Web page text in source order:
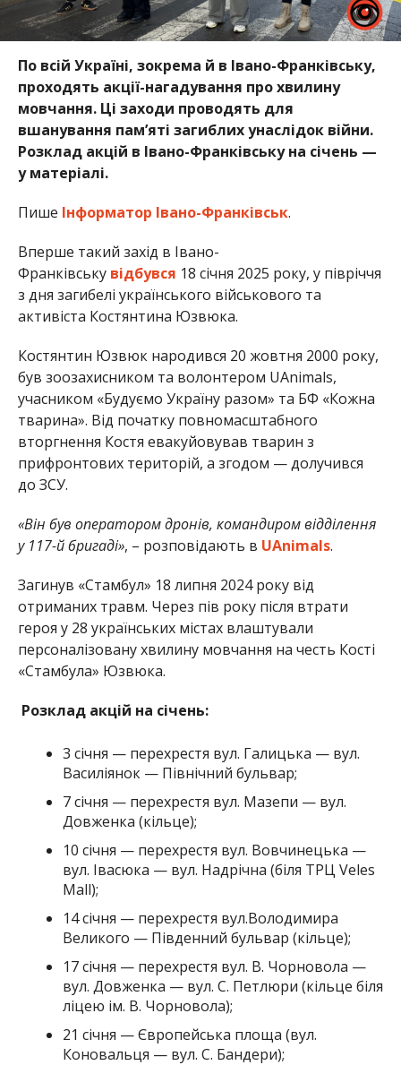
По всій Україні, зокрема й в Івано-Франківську,
проходять акції-нагадування про хвилину
мовчання. Ці заходи проводять для
вшанування пам’яті загиблих унаслідок війни.
Розклад акцій в Івано-Франківську на січень —
у матеріалі.
Пише Інформатор Івано-Франківськ.
Вперше такий захід в Івано-
Франківську відбувся 18 січня 2025 року, у півріччя
з дня загибелі українського військового та
активіста Костянтина Юзвюка.
Костянтин Юзвюк народився 20 жовтня 2000 року,
був зоозахисником та волонтером UAnimals,
учасником «Будуємо Україну разом» та БФ «Кожна
тварина». Від початку повномасштабного
вторгнення Костя евакуйовував тварин з
прифронтових територій, а згодом — долучився
до ЗСУ.
«Він був оператором дронів, командиром відділення
у 117-й бригаді», – розповідають в UAnimals.
Загинув «Стамбул» 18 липня 2024 року від
отриманих травм. Через пів року після втрати
героя у 28 українських містах влаштували
персоналізовану хвилину мовчання на честь Кості
«Стамбула» Юзвюка.
Розклад акцій на січень:
3 січня — перехрестя вул. Галицька — вул.
Василіянок — Північний бульвар;
7 січня — перехрестя вул. Мазепи — вул.
Довженка (кільце);
10 січня — перехрестя вул. Вовчинецька —
вул. Івасюка — вул. Надрічна (біля ТРЦ Veles
Mall);
14 січня — перехрестя вул.Володимира
Великого — Південний бульвар (кільце);
17 січня — перехрестя вул. В. Чорновола —
вул. Довженка — вул. С. Петлюри (кільце біля
ліцею ім. В. Чорновола);
21 січня — Європейська площа (вул.
Коновальця — вул. С. Бандери);